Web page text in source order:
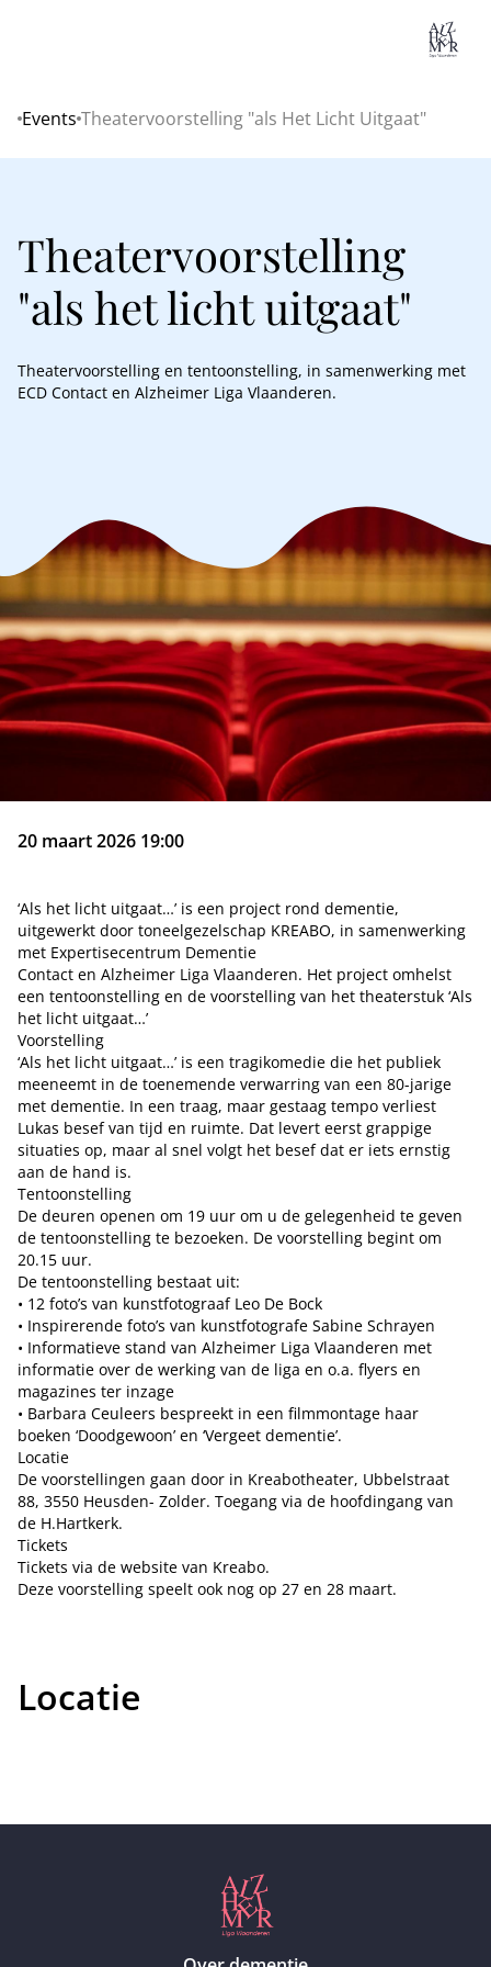
Home
Events Theatervoorstelling "als Het Licht Uitgaat"
Theatervoorstelling
"als het licht uitgaat"
Theatervoorstelling en tentoonstelling, in samenwerking met
ECD Contact en Alzheimer Liga Vlaanderen.
20 maart 2026 19:00
‘Als het licht uitgaat…’ is een project rond dementie,
uitgewerkt door toneelgezelschap KREABO, in samenwerking
met Expertisecentrum Dementie
Contact en Alzheimer Liga Vlaanderen. Het project omhelst
een tentoonstelling en de voorstelling van het theaterstuk ‘Als
het licht uitgaat…’
Voorstelling
‘Als het licht uitgaat…’ is een tragikomedie die het publiek
meeneemt in de toenemende verwarring van een 80-jarige
met dementie. In een traag, maar gestaag tempo verliest
Lukas besef van tijd en ruimte. Dat levert eerst grappige
situaties op, maar al snel volgt het besef dat er iets ernstig
aan de hand is.
Tentoonstelling
De deuren openen om 19 uur om u de gelegenheid te geven
de tentoonstelling te bezoeken. De voorstelling begint om
20.15 uur.
De tentoonstelling bestaat uit:
• 12 foto’s van kunstfotograaf Leo De Bock
• Inspirerende foto’s van kunstfotografe Sabine Schrayen
• Informatieve stand van Alzheimer Liga Vlaanderen met
informatie over de werking van de liga en o.a. flyers en
magazines ter inzage
• Barbara Ceuleers bespreekt in een filmmontage haar
boeken ‘Doodgewoon’ en ‘Vergeet dementie’.
Locatie
De voorstellingen gaan door in Kreabotheater, Ubbelstraat
88, 3550 Heusden- Zolder. Toegang via de hoofdingang van
de H.Hartkerk.
Tickets
Tickets via de website van Kreabo.
Deze voorstelling speelt ook nog op 27 en 28 maart.
Locatie